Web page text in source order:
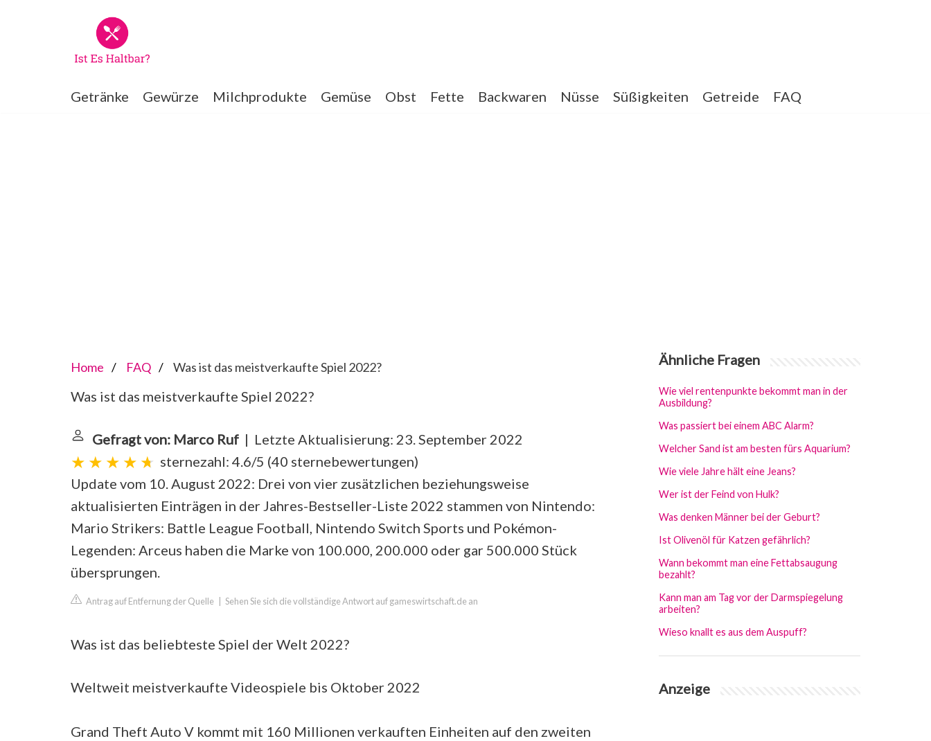
Getränke Gewürze Milchprodukte Gemüse Obst Fette Backwaren Nüsse Süßigkeiten Getreide FAQ
Home FAQ Was ist das meistverkaufte Spiel 2022?
Was ist das meistverkaufte Spiel 2022?
Gefragt von: Marco Ruf | Letzte Aktualisierung: 23. September 2022
sternezahl: 4.6/5 (40 sternebewertungen)
Update vom 10. August 2022: Drei von vier zusätzlichen beziehungsweise
aktualisierten Einträgen in der Jahres-Bestseller-Liste 2022 stammen von Nintendo:
Mario Strikers: Battle League Football, Nintendo Switch Sports und Pokémon-
Legenden: Arceus haben die Marke von 100.000, 200.000 oder gar 500.000 Stück
übersprungen.
Antrag auf Entfernung der Quelle Sehen Sie sich die vollständige Antwort auf gameswirtschaft.de an
Was ist das beliebteste Spiel der Welt 2022?
Weltweit meistverkaufte Videospiele bis Oktober 2022
Grand Theft Auto V kommt mit 160 Millionen verkauften Einheiten auf den zweiten
Ähnliche Fragen
Wie viel rentenpunkte bekommt man in der
Ausbildung?
Was passiert bei einem ABC Alarm?
Welcher Sand ist am besten fürs Aquarium?
Wie viele Jahre hält eine Jeans?
Wer ist der Feind von Hulk?
Was denken Männer bei der Geburt?
Ist Olivenöl für Katzen gefährlich?
Wann bekommt man eine Fettabsaugung
bezahlt?
Kann man am Tag vor der Darmspiegelung
arbeiten?
Wieso knallt es aus dem Auspuff?
Anzeige